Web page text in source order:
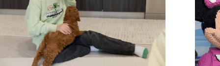
ΔΙΑΔΡΟΜΕΣ, REDS)